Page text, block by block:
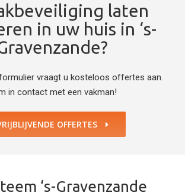
laten
in uw huis in ‘s-
vraagt u kosteloos offertes aan.
in contact met een vakman!
OFFERTES
‘s-Gravenzande